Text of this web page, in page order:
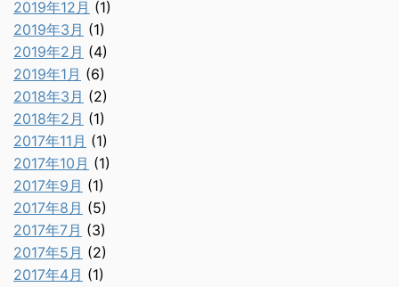
2019年12月 (1)
2019年3月 (1)
2019年2月 (4)
2019年1月 (6)
2018年3月 (2)
2018年2月 (1)
2017年11月 (1)
2017年10月 (1)
2017年9月 (1)
2017年8月 (5)
2017年7月 (3)
2017年5月 (2)
2017年4月 (1)